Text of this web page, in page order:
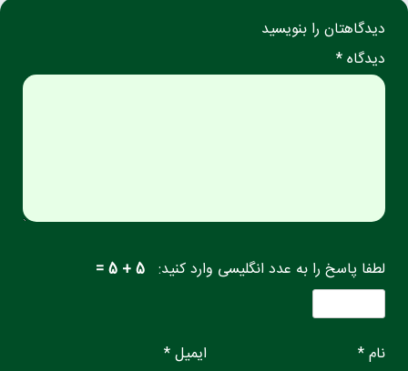
دیدگاهتان را بنویسید
دیدگاه *
لطفا پاسخ را به عدد انگلیسی وارد کنید: 5 + 5 =
نام * ایمیل *